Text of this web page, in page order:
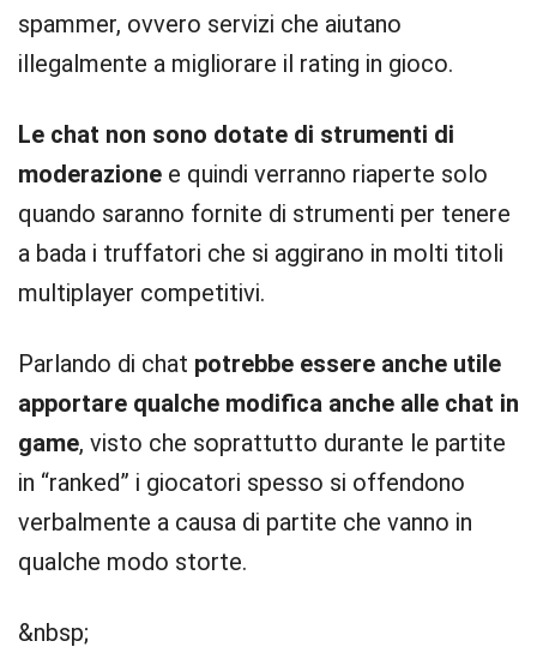
spammer, ovvero servizi che aiutano
illegalmente a migliorare il rating in gioco.
Le chat non sono dotate di strumenti di
moderazione e quindi verranno riaperte solo
quando saranno fornite di strumenti per tenere
a bada i truffatori che si aggirano in molti titoli
multiplayer competitivi.
Parlando di chat potrebbe essere anche utile
apportare qualche modifica anche alle chat in
game, visto che soprattutto durante le partite
in “ranked” i giocatori spesso si offendono
verbalmente a causa di partite che vanno in
qualche modo storte.
&nbsp;